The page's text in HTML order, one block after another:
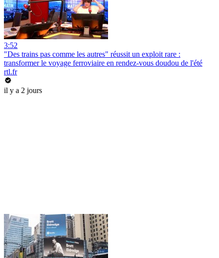
3:52
"Des trains pas comme les autres" réussit un exploit rare :
transformer le voyage ferroviaire en rendez-vous doudou de l'été
rtl.fr
il y a 2 jours